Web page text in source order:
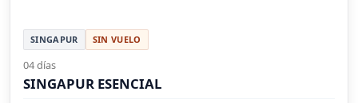
SINGAPUR SIN VUELO
04 días
SINGAPUR ESENCIAL